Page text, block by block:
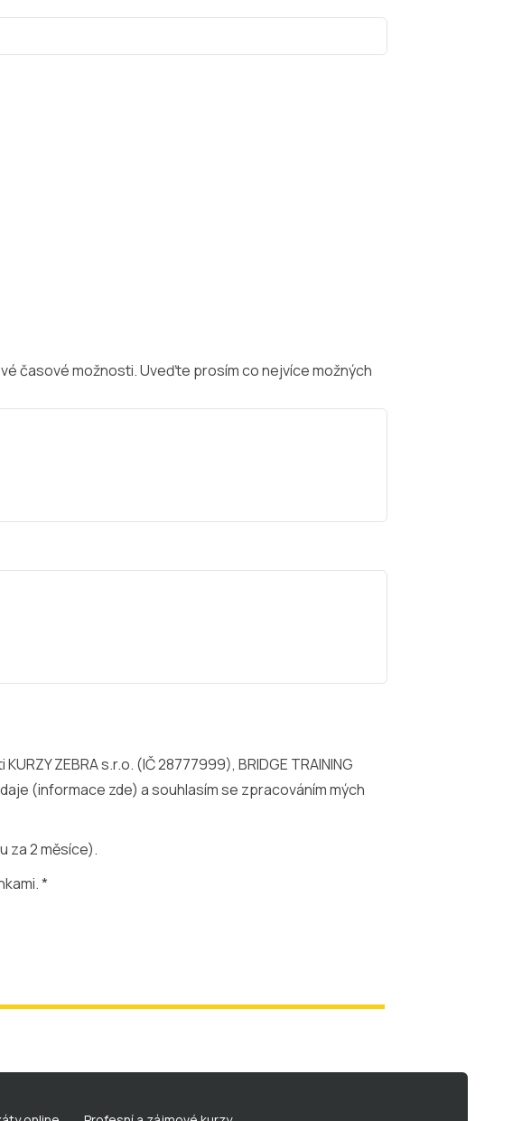
časové možnosti. Uveďte prosím co nejvíce možných
ZEBRA s.r.o. (IČ 28777999), BRIDGE TRAINING
(informace zde) a souhlasím se zpracováním mých
za 2 měsíce).
. *